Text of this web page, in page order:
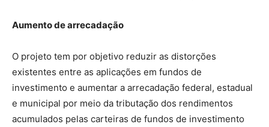
Aumento de arrecadação
O projeto tem por objetivo reduzir as distorções
existentes entre as aplicações em fundos de
investimento e aumentar a arrecadação federal, estadual
e municipal por meio da tributação dos rendimentos
acumulados pelas carteiras de fundos de investimento